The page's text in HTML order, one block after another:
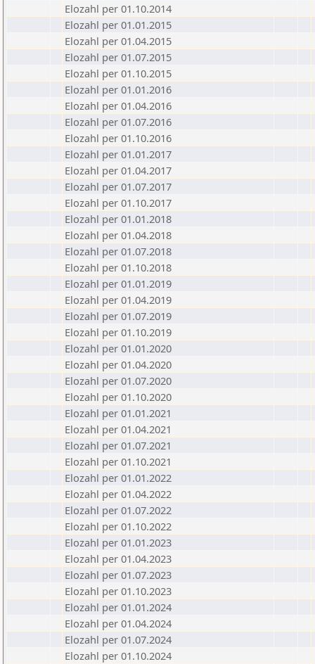
Elozahl per 01.10.2014
Elozahl per 01.01.2015
Elozahl per 01.04.2015
Elozahl per 01.07.2015
Elozahl per 01.10.2015
Elozahl per 01.01.2016
Elozahl per 01.04.2016
Elozahl per 01.07.2016
Elozahl per 01.10.2016
Elozahl per 01.01.2017
Elozahl per 01.04.2017
Elozahl per 01.07.2017
Elozahl per 01.10.2017
Elozahl per 01.01.2018
Elozahl per 01.04.2018
Elozahl per 01.07.2018
Elozahl per 01.10.2018
Elozahl per 01.01.2019
Elozahl per 01.04.2019
Elozahl per 01.07.2019
Elozahl per 01.10.2019
Elozahl per 01.01.2020
Elozahl per 01.04.2020
Elozahl per 01.07.2020
Elozahl per 01.10.2020
Elozahl per 01.01.2021
Elozahl per 01.04.2021
Elozahl per 01.07.2021
Elozahl per 01.10.2021
Elozahl per 01.01.2022
Elozahl per 01.04.2022
Elozahl per 01.07.2022
Elozahl per 01.10.2022
Elozahl per 01.01.2023
Elozahl per 01.04.2023
Elozahl per 01.07.2023
Elozahl per 01.10.2023
Elozahl per 01.01.2024
Elozahl per 01.04.2024
Elozahl per 01.07.2024
Elozahl per 01.10.2024